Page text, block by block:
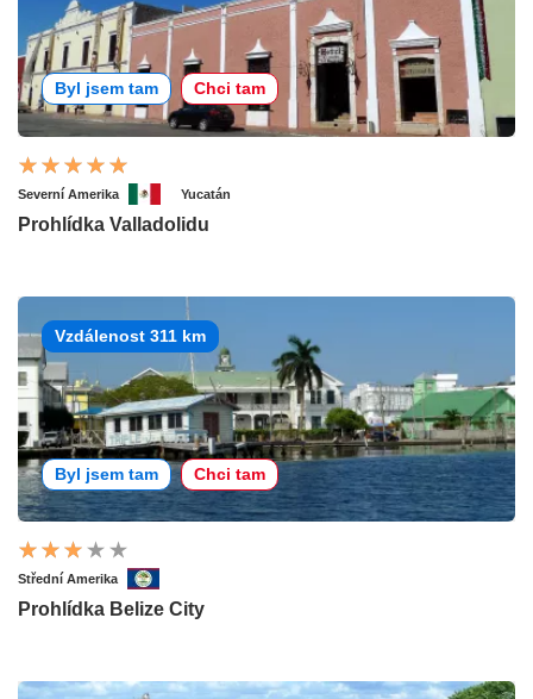
Byl jsem tam Chci tam
Severní Amerika Yucatán
Prohlídka Valladolidu
Vzdálenost 311 km
Byl jsem tam Chci tam
Střední Amerika
Prohlídka Belize City